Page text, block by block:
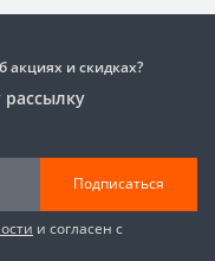
акциях и скидках?
Подписаться
и согласен с